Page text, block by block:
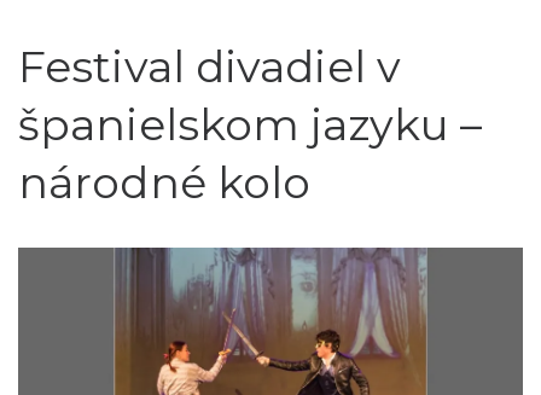
Festival divadiel v
španielskom jazyku –
národné kolo